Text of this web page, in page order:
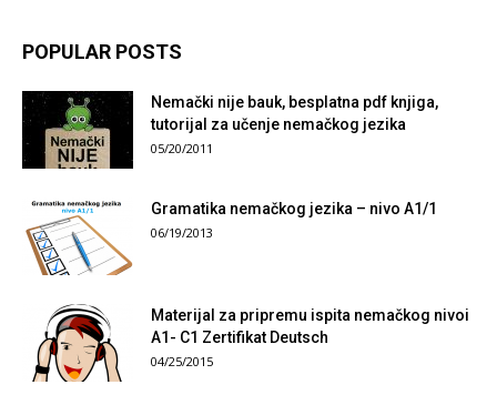
POPULAR POSTS
Nemački nije bauk, besplatna pdf knjiga,
tutorijal za učenje nemačkog jezika
05/20/2011
Gramatika nemačkog jezika – nivo A1/1
06/19/2013
Materijal za pripremu ispita nemačkog nivoi
A1- C1 Zertifikat Deutsch
04/25/2015